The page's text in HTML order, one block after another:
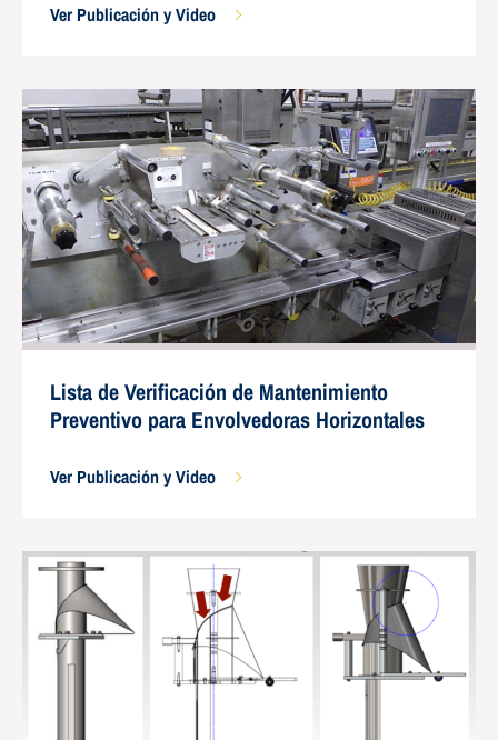
Ver Publicación y Video
Lista de Verificación de Mantenimiento
Preventivo para Envolvedoras Horizontales
Ver Publicación y Video